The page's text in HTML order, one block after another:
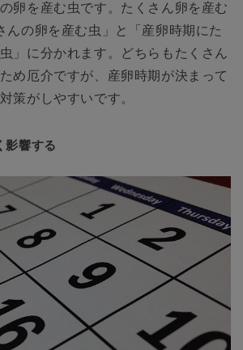
卵を産む虫です。たくさん卵を産む
んの卵を産む虫」と「産卵時期にた
」に分かれます。どちらもたくさん
め厄介ですが、産卵時期が決まって
策がしやすいです。
影響する